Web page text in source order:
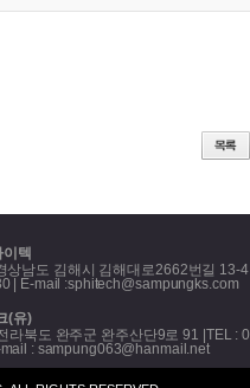
텍
상남도 김해시 김해대로2662번길 13-4
| E-mail :sphitech@sampungks.com
(유)
북도 완주군 완주산단9로 91 | TEL : 0
:sampung063@hanmail.net